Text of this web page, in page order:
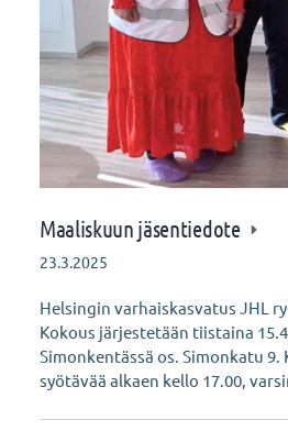
Maaliskuun jäsentiedote
23.3.2025
Helsingin varhaiskasvatus JHL
Kokous järjestetään tiistaina
Simonkentässä os. Simonkatu
syötävää alkaen kello 17.00,